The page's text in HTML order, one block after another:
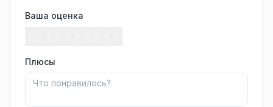
Ваша оценка
Плюсы